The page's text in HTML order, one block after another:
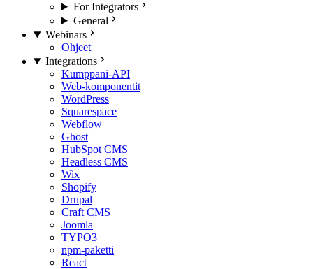
For Integrators
General
Webinars
Ohjeet
Integrations
Kumppani-API
Web-komponentit
WordPress
Squarespace
Webflow
Ghost
HubSpot CMS
Headless CMS
Wix
Shopify
Drupal
Craft CMS
Joomla
TYPO3
npm-paketti
React